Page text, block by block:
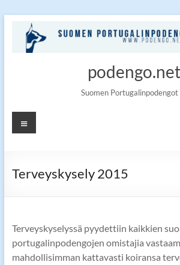
content
podengo.net
Suomen
Valikko
Terveyskysely 2015
Terveyskyselyssä pyydettiin kaikkien
portugalinpodengojen omistajia
mahdollisimman kattavasti koiransa